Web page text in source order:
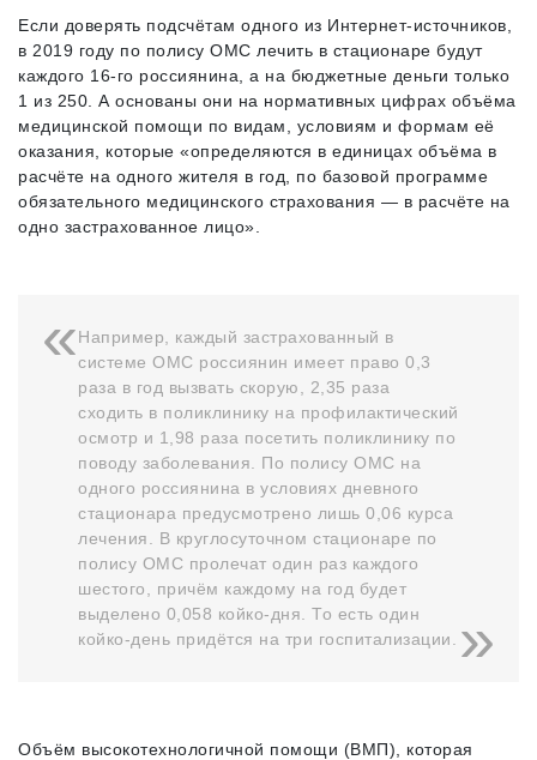
Если доверять подсчётам одного из Интернет-источников,
в 2019 году по полису ОМС лечить в стационаре будут
каждого 16-го россиянина, а на бюджетные деньги только
1 из 250. А основаны они на нормативных цифрах объёма
медицинской помощи по видам, условиям и формам её
оказания, которые «определяются в единицах объёма в
расчёте на одного жителя в год, по базовой программе
обязательного медицинского страхования — в расчёте на
одно застрахованное лицо».
Например, каждый застрахованный в
системе ОМС россиянин имеет право 0,3
раза в год вызвать скорую, 2,35 раза
сходить в поликлинику на профилактический
осмотр и 1,98 раза посетить поликлинику по
поводу заболевания. По полису ОМС на
одного россиянина в условиях дневного
стационара предусмотрено лишь 0,06 курса
лечения. В круглосуточном стационаре по
полису ОМС пролечат один раз каждого
шестого, причём каждому на год будет
выделено 0,058 койко-дня. То есть один
койко-день придётся на три госпитализации.
Объём высокотехнологичной помощи (ВМП), которая